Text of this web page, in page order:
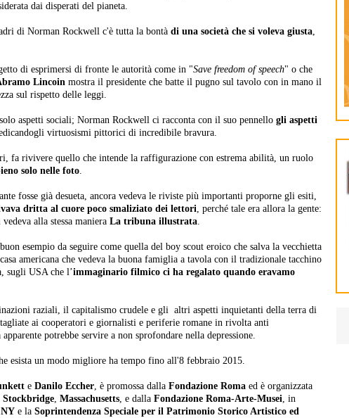
dai disperati del pianeta.
di Norman Rockwell c'è tutta la bontà di una società che si voleva giusta,
di esprimersi di fronte le autorità come in "Save freedom of speech" o che
Lincoin mostra il presidente che batte il pugno sul tavolo con in mano il
sul rispetto delle leggi.
aspetti sociali; Norman Rockwell ci racconta con il suo pennello gli aspetti
virtuosismi pittorici di incredibile bravura.
fa rivivere quello che intende la raffigurazione con estrema abilità, un ruolo
solo nelle foto.
fosse già desueta, ancora vedeva le riviste più importanti proporne gli esiti,
dritta al cuore poco smaliziato dei lettori, perché tale era allora la gente:
alla stessa maniera La tribuna illustrata.
esempio da seguire come quella del boy scout eroico che salva la vecchietta
americana che vedeva la buona famiglia a tavola con il tradizionale tacchino
sugli USA che l’immaginario filmico ci ha regalato quando eravamo
raziali, il capitalismo crudele e gli altri aspetti inquietanti della terra di
ai cooperatori e giornalisti e periferie romane in rivolta anti
potrebbe servire a non sprofondare nella depressione.
esista un modo migliore ha tempo fino all'8 febbraio 2015.
e Danilo Eccher, è promossa dalla Fondazione Roma ed è organizzata
, Massachusetts, e dalla Fondazione Roma-Arte-Musei, in
e la Soprintendenza Speciale per il Patrimonio Storico Artistico ed